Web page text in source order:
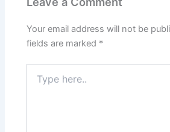
Your email address will not be
fields are marked *
here..